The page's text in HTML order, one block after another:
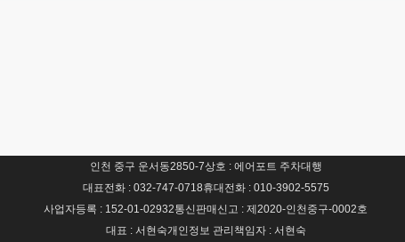
인천 중구 운서동2850-7상호 : 에어포트 주차대행
대표전화 : 032-747-0718휴대전화 : 010-3902-5575
사업자등록 : 152-01-02932통신판매신고 : 제2020-인천중구-0002호
대표 : 서현숙개인정보 관리책임자 : 서현숙